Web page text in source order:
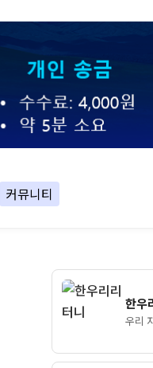
커뮤니티
한우
우리